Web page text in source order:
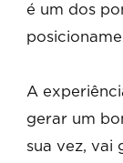
é um dos
A
gerar um
sua vez, vai